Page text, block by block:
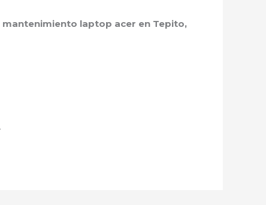
mantenimiento laptop acer en Tepito,